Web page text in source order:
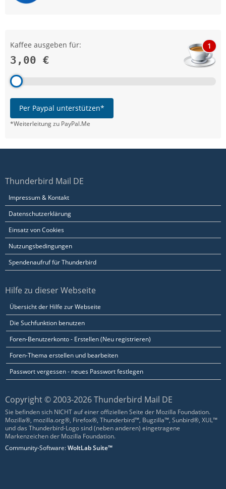
Kaffee ausgeben für:
3,00 €
1
Per Paypal unterstützen*
*Weiterleitung zu PayPal.Me
Thunderbird Mail DE
Impressum & Kontakt
Datenschutzerklärung
Einsatz von Cookies
Nutzungsbedingungen
Spendenaufruf für Thunderbird
Hilfe zu dieser Webseite
Übersicht der Hilfe zur Webseite
Die Suchfunktion benutzen
Foren-Benutzerkonto - Erstellen (Neu registrieren)
Foren-Thema erstellen und bearbeiten
Passwort vergessen - neues Passwort festlegen
Copyright © 2003-2026 Thunderbird Mail DE
Sie befinden sich NICHT auf einer offiziellen Seite der Mozilla Foundation.
Mozilla®, mozilla.org®, Firefox®, Thunderbird™, Bugzilla™, Sunbird®, XUL™
und das Thunderbird-Logo sind (neben anderen) eingetragene
Markenzeichen der Mozilla Foundation.
Community-Software:WoltLab Suite™